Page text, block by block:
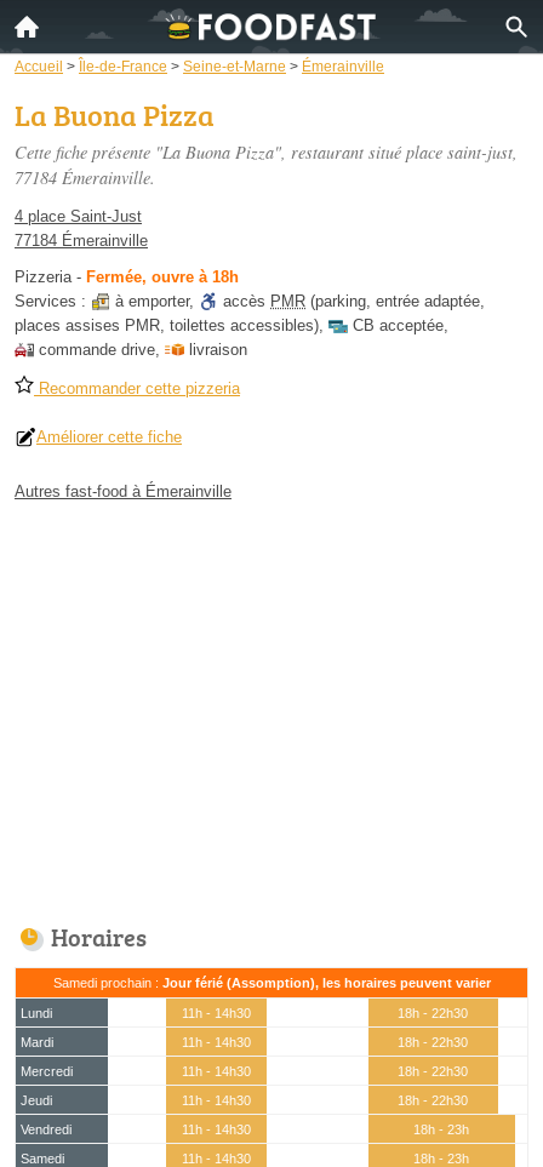
Accueil > Île-de-France > Seine-et-Marne > Émerainville
La Buona Pizza
Cette fiche présente "La Buona Pizza", restaurant situé place saint-just,
77184 Émerainville.
4 place Saint-Just
77184 Émerainville
Pizzeria- Fermée, ouvre à 18h
Services :
à emporter, accès PMR (parking, entrée adaptée,
places assises PMR, toilettes accessibles), CB acceptée,
commande drive, livraison
Recommander cette pizzeria
Améliorer cette fiche
Autres fast-food à Émerainville
Horaires
Samedi prochain : Jour férié (Assomption), les horaires peuvent varier
Lundi 11h - 14h30
18h - 22h30
Mardi
11h - 14h30
18h - 22h30
Mercredi
11h - 14h30
18h - 22h30
Jeudi
11h - 14h30
18h - 22h30
Vendredi
11h - 14h30
18h - 23h
Samedi
11h - 14h30
18h - 23h